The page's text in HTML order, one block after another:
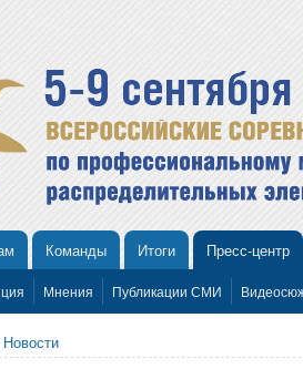
Команды Итоги Пресс-центр
Мнения Публикации СМИ
Новости